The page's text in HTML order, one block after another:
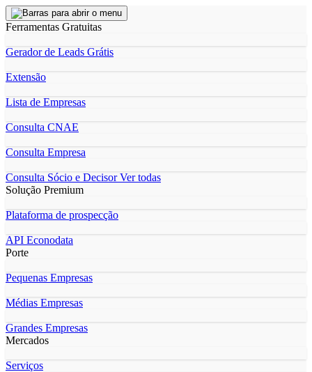
Ferramentas Gratuitas
Gerador de Leads Grátis
Extensão
Lista de Empresas
Consulta CNAE
Consulta Empresa
Consulta Sócio e DecisorVer todas
Solução Premium
Plataforma de prospecção
API Econodata
Porte
Pequenas Empresas
Médias Empresas
Grandes Empresas
Mercados
Serviços